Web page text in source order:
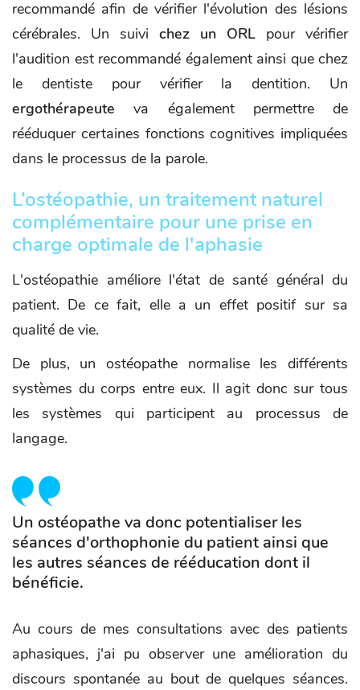
recommandé afin de vérifier l'évolution des lésions
cérébrales. Un suivi chez un ORL pour vérifier
l'audition est recommandé également ainsi que chez
le dentiste pour vérifier la dentition. Un
ergothérapeute va également permettre de
rééduquer certaines fonctions cognitives impliquées
dans le processus de la parole.
L’ostéopathie, un traitement naturel
complémentaire pour une prise en
charge optimale de l'aphasie
L'ostéopathie améliore l'état de santé général du
patient. De ce fait, elle a un effet positif sur sa
qualité de vie.
De plus, un ostéopathe normalise les différents
systèmes du corps entre eux. Il agit donc sur tous
les systèmes qui participent au processus de
langage.
Un ostéopathe va donc potentialiser les
séances d'orthophonie du patient ainsi que
les autres séances de rééducation dont il
bénéficie.
Au cours de mes consultations avec des patients
aphasiques, j'ai pu observer une amélioration du
discours spontanée au bout de quelques séances.